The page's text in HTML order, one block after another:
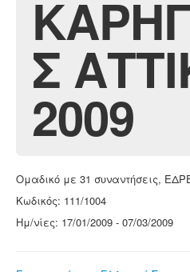
Σ
2009
Ομαδικό με 31 συναντήσεις,
Κωδικός: 111/1004
Ημ/νίες: 17/01/2009 - 07/03/2009